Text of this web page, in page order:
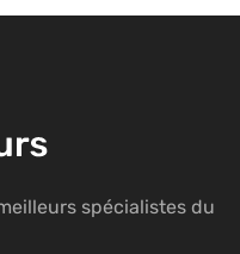
spécialistes du